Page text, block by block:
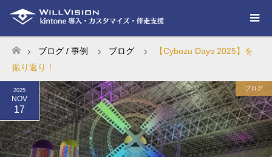
ホーム
ブログ / 事例 ブログ
【Cybozu Days 2025】を
振り返り！
2025
NOV
17
ブログ